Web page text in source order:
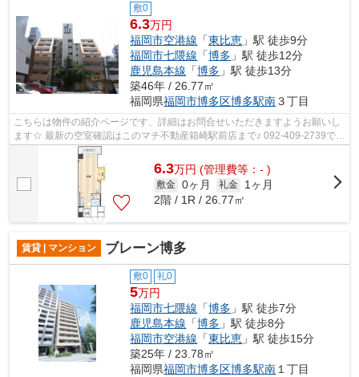
敷0
6.3万円
福岡市空港線 「東比恵 」駅 徒歩9分
福岡市七隈線 「博多 」駅 徒歩12分
鹿児島本線 「博多 」駅 徒歩13分
築46年 / 26.77㎡
福岡県福岡市博多区博多駅南３丁目
こちらは物件の紹介ページです、詳細はお問合せいただきますようお願いし
ます☆ 最新の空室確認はこのマチ不動産箱崎駅前店まで♪ 092-409-2739で
す！迅速に対応致します！！！！！♪
6.3万円 (管理費等：- )
敷金 0ヶ月 礼金
1ヶ月
2階 / 1R / 26.77㎡
賃貸 | マンション ブレーン博多
敷0 礼0
5万円
福岡市七隈線 「博多 」駅 徒歩7分
鹿児島本線 「博多 」駅 徒歩8分
福岡市空港線 「東比恵 」駅 徒歩15分
築25年 / 23.78㎡
福岡県福岡市博多区博多駅南１丁目